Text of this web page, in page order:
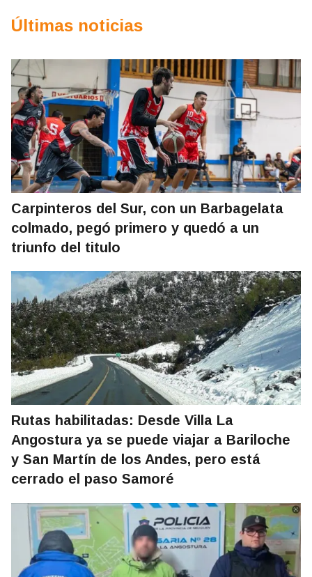
Últimas noticias
Carpinteros del Sur, con un Barbagelata
colmado, pegó primero y quedó a un
triunfo del titulo
Rutas habilitadas: Desde Villa La
Angostura ya se puede viajar a Bariloche
y San Martín de los Andes, pero está
cerrado el paso Samoré